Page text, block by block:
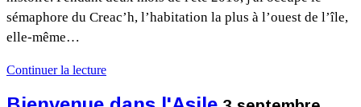
sémaphore du Creac’h, l’habitation la plus à l’ouest de l’île,
elle-même…
Continuer la lecture